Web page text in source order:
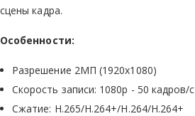
сцены кадра.
Особенности:
Разрешение 2МП (1920x1080)
Скорость записи: 1080р - 50 кадров/с
Сжатие: H.265/H.264+/H.264/H.264+